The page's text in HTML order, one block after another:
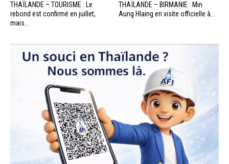
THAÏLANDE – TOURISME : Le
rebond est confirmé en juillet,
mais...
THAÏLANDE – BIRMANIE : Min
Aung Hlaing en visite officielle à...